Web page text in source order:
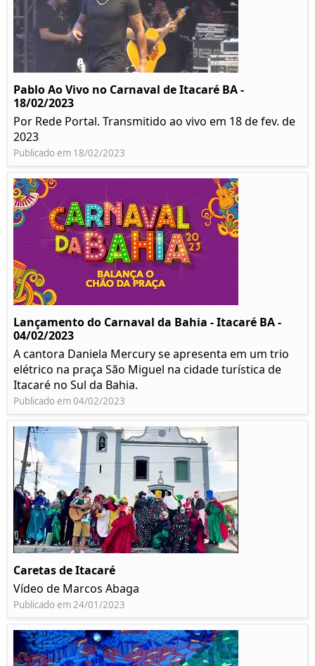
Pablo Ao Vivo no Carnaval de Itacaré BA -
18/02/2023
Por Rede Portal. Transmitido ao vivo em 18 de fev. de
2023
Publicado em 18/02/2023
Lançamento do Carnaval da Bahia - Itacaré BA -
04/02/2023
A cantora Daniela Mercury se apresenta em um trio
elétrico na praça São Miguel na cidade turística de
Itacaré no Sul da Bahia.
Publicado em 04/02/2023
Caretas de Itacaré
Vídeo de Marcos Abaga
Publicado em 24/01/2023